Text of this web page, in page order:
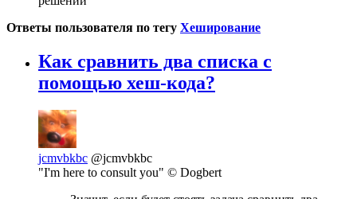
Ответы пользователя по тегу Хеширование
Как сравнить два списка с
помощью хеш-кода?
jcmvbkbc @jcmvbkbc
"I'm here to consult you" © Dogbert